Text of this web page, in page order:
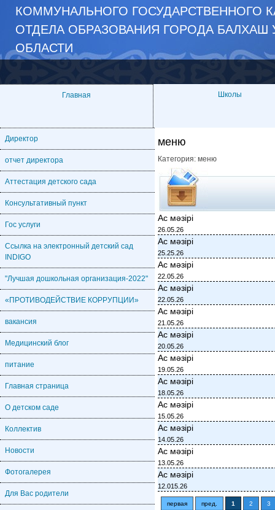
КОММУНАЛЬНОГО ГОСУДАРСТВЕННОГО
ОТДЕЛА ОБРАЗОВАНИЯ ГОРОДА БАЛХАШ
ОБЛАСТИ
Главная Школы
Директор
отчет директора
Аттестация детского сада
Консультативный пункт
Гос услуги
Ссылка на электронный детский сад
INDIGO
"Лучшая дошкольная организация-2022"
«ПРОТИВОДЕЙСТВИЕ КОРРУПЦИИ»
вакансия
Медицинский блог
питание
Главная страница
О детском саде
Коллектив
Новости
Фотогалерея
Для Вас родители
меню
Категория: меню
Ас мәзірі
26.05.26
Ас мәзірі
25.25.26
Ас мәзірі
22.05.26
Ас мәзірі
22.05.26
Ас мәзірі
21.05.26
Ас мәзірі
20.05.26
Ас мәзірі
19.05.26
Ас мәзірі
18.05.26
Ас мәзірі
15.05.26
Ас мәзірі
14.05.26
Ас мәзірі
13.05.26
Ас мәзірі
12.015.26
первая пред. 1 2 3